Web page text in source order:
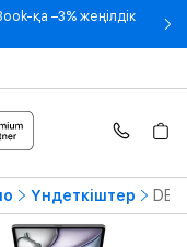
қа –3% жеңілдік
билетті
Үндеткіштер